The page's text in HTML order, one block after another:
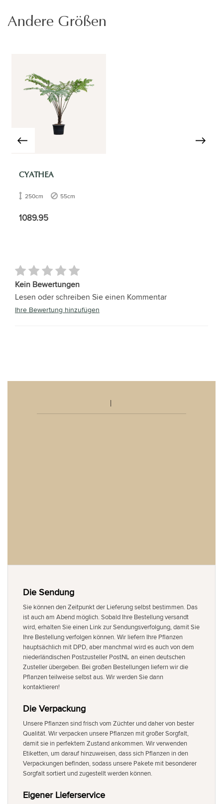
Andere Größen
CYATHEA
250cm 55cm
1089.95
Kein Bewertungen
Lesen oder schreiben Sie einen Kommentar
Ihre Bewertung hinzufügen
Die Sendung
Sie können den Zeitpunkt der Lieferung selbst bestimmen. Das
ist auch am Abend möglich. Sobald Ihre Bestellung versandt
wird, erhalten Sie einen Link zur Sendungsverfolgung, damit Sie
Ihre Bestellung verfolgen können. Wir liefern Ihre Pflanzen
hauptsächlich mit DPD, aber manchmal wird es auch von dem
niederländischen Postzusteller PostNL an einen deutschen
Zusteller übergeben. Bei großen Bestellungen liefern wir die
Pflanzen teilweise selbst aus. Wir werden Sie dann
kontaktieren!
Die Verpackung
Unsere Pflanzen sind frisch vom Züchter und daher von bester
Qualität. Wir verpacken unsere Pflanzen mit großer Sorgfalt,
damit sie in perfektem Zustand ankommen. Wir verwenden
Etiketten, um darauf hinzuweisen, dass sich Pflanzen in den
Verpackungen befinden, sodass unsere Pakete mit besonderer
Sorgfalt sortiert und zugestellt werden können.
Eigener Lieferservice